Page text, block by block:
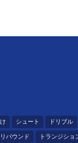
シュート ドリブル
リバウンド トランジショ